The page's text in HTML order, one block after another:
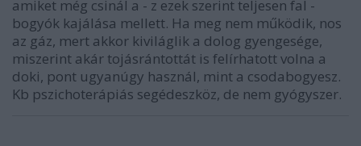
amiket még csinál a - z ezek szerint teljesen fal -
bogyók kajálása mellett. Ha meg nem működik, nos
az gáz, mert akkor kiviláglik a dolog gyengesége,
miszerint akár tojásrántottát is felírhatott volna a
doki, pont ugyanúgy használ, mint a csodabogyesz.
Kb pszichoterápiás segédeszköz, de nem gyógyszer.